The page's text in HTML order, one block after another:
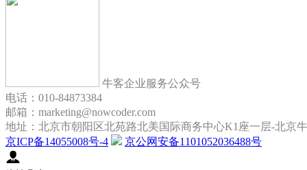
牛客企业服务公众号
电话：010-84873384
邮箱：marketing@nowcoder.com
地址：北京市朝阳区北苑路北美国际商务中心K1座一层-北京
京ICP备14055008号-4
京公网安备1101052036488号